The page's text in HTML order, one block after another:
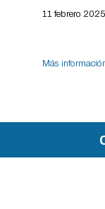
11 febrero 2025
Más